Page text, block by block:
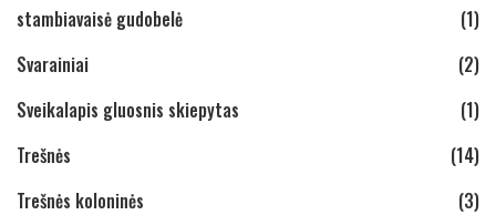
stambiavaisė gudobelė
(1)
Svarainiai
(2)
Sveikalapis gluosnis skiepytas
(1)
Trešnės
(14)
Trešnės koloninės
(3)